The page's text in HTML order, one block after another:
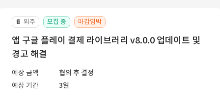
📔 외주 모집 중 마감임박
앱 구글 플레이 결제 라이브러리 v8.0.0 업데이트 및
경고 해결
예상 금액
협의 후 결정
예상 기간
3일